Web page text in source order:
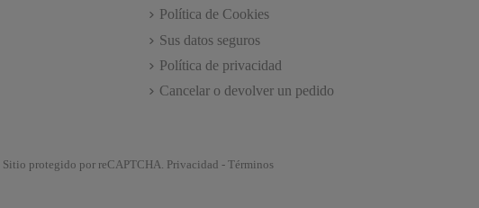
Política de Cookies
Sus datos seguros
Política de privacidad
Cancelar o devolver un pedido
Sitio protegido por reCAPTCHA. Privacidad - Términos